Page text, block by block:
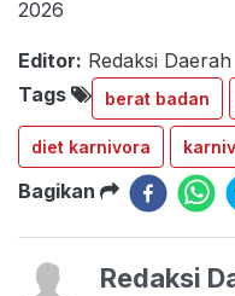
2026
Editor: Redaksi Daerah
Tags
berat badan
diet karnivora
Bagikan
Redaksi